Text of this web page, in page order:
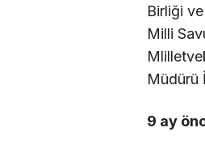
Birliği
Milli
Müdürü
9 ay